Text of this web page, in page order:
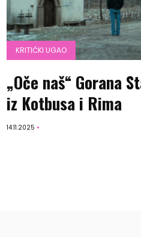
KRITIČKI UGAO
„Oče naš“ Gorana
iz Kotbusa i Rima
14.11.2025